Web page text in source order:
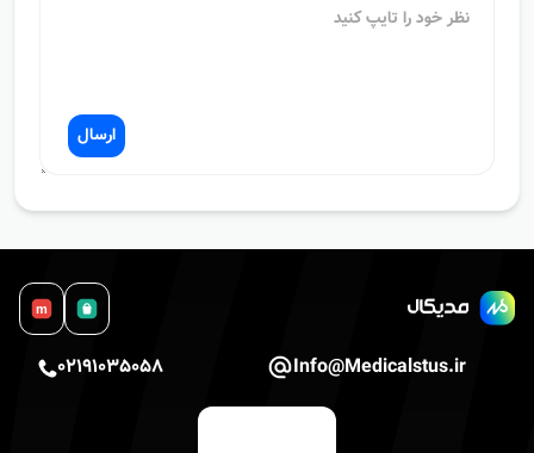
ارسال
m
Info@Medicalstus.ir
02191035058